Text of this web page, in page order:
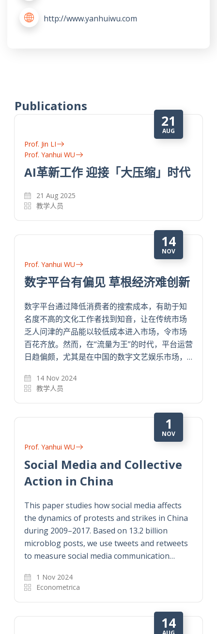
http://www.yanhuiwu.com
Publications
21
AUG
Prof. Jin LI
Prof. Yanhui WU
AI革新工作 迎接「大压缩」时代
21 Aug 2025
教学人员
14
NOV
Prof. Yanhui WU
数字平台有偏见 草根经济难创新
数字平台通过降低消费者的搜索成本，有助于知
名度不高的文化工作者找到知音，让在传统市场
乏人问津的产品能以较低成本进入市场，令市场
百花齐放。然而，在“流量为王”的时代，平台运营
日趋偏颇，尤其是在中国的数字文艺娱乐市场，…
14 Nov 2024
教学人员
1
NOV
Prof. Yanhui WU
Social Media and Collective
Action in China
This paper studies how social media affects
the dynamics of protests and strikes in China
during 2009–2017. Based on 13.2 billion
microblog posts, we use tweets and retweets
to measure social media communication…
1 Nov 2024
Econometrica
14